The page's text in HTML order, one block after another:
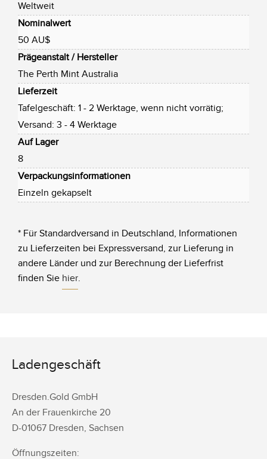
Weltweit
Nominalwert
50 AU$
Prägeanstalt / Hersteller
The Perth Mint Australia
Lieferzeit
Tafelgeschäft: 1 - 2 Werktage, wenn nicht vorrätig;
Versand: 3 - 4 Werktage
Auf Lager
8
Verpackungsinformationen
Einzeln gekapselt
* Für Standardversand in Deutschland, Informationen
zu Lieferzeiten bei Expressversand, zur Lieferung in
andere Länder und zur Berechnung der Lieferfrist
finden Sie hier.
Ladengeschäft
Dresden.Gold GmbH
An der Frauenkirche 20
D-01067 Dresden, Sachsen
Öffnungszeiten: